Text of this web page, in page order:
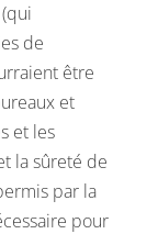
de
être
et
et les
la sûreté de
par la
pour